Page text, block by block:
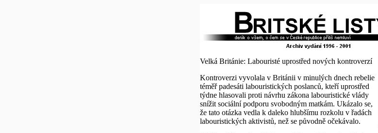
Velká Británie: Labouristé uprostřed nových kontroverzí
Kontroverzi vyvolala v Británii v minulých dnech rebelie
téměř padesáti labouristických poslanců, kteří uprostřed
týdne hlasovali proti návrhu zákona labouristické vlády
snížit sociální podporu svobodným matkám. Ukázalo se,
že tato otázka vedla k daleko hlubšímu rozkolu v řadách
labouristických aktivistů, než se původně očekávalo.